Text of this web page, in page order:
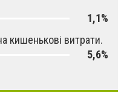
1,1%
кишенькові витрати.
5,6%